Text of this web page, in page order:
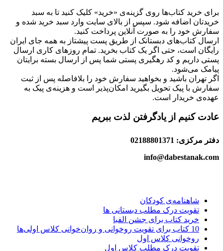
برای خرید کتاب‌ها روی گزینه‌ی «خرید» کلیک کنید تا به سبد
خریدتان اضافه شود. سپس از بالای سایت وارد سبد خرید شده و
سفارش خود را به صورت آنلاین پرداخت کنید.
ارسال کتاب‌های دبستانک از طریق پست پیشتاز به همه جای ایران
رایگان است، حتی اگر یک کتاب بخرید. تمام روزهای کاری ارسال
پستی داریم و کد رهگیری پستی شما پس از ارسال بسته برایتان
پیامک می‌شود.
اگر تهران باشید و بخواهید سفارش خود را بلافاصله پس از ثبت
سفارش با پیک تحویل بگیرید امکان‌پذیر است و هزینه‌ی پیک به
عهده‌ی خریدار است.
عادت کنیم از یادگرفتن لذت ببریم
دفتر مرکزی: 02188801371
info@dabestanak.com
شاهنامه‌ی کودکان
تقویت درک مطلب دبستانی ها
خرید کتاب برای جشن الفبا
10 کتاب برای تقویت روخوانی و روان‌خوانی کلاس اولی‌ها
روخوانی کلاس اول
تقویت درک مطلب کلاس اول